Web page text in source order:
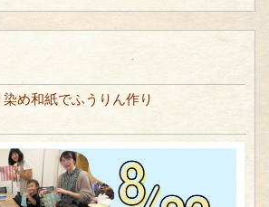
染め和紙でふうりん作り